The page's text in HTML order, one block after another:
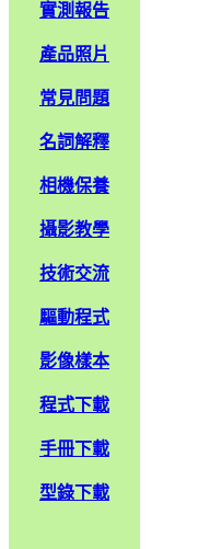
實測報告
產品照片
常見問題
名詞解釋
相機保養
攝影教學
技術交流
驅動程式
影像樣本
程式下載
手冊下載
型錄下載